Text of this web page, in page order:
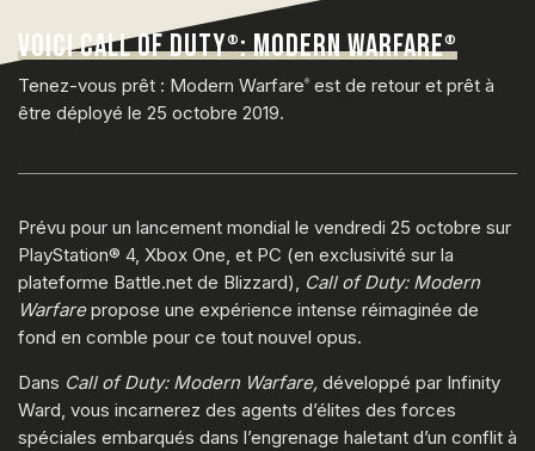
VOICI CALL OF DUTY®: MODERN WARFARE®
Tenez-vous prêt : Modern Warfare® est de retour et prêt à
être déployé le 25 octobre 2019.
Prévu pour un lancement mondial le vendredi 25 octobre sur
PlayStation® 4, Xbox One, et PC (en exclusivité sur la
plateforme Battle.net de Blizzard), Call of Duty: Modern
Warfarepropose une expérience intense réimaginée de
fond en comble pour ce tout nouvel opus.
Dans Call of Duty: Modern Warfare, développé par Infinity
Ward, vous incarnerez des agents d’élites des forces
spéciales embarqués dans l’engrenage haletant d’un conflit à